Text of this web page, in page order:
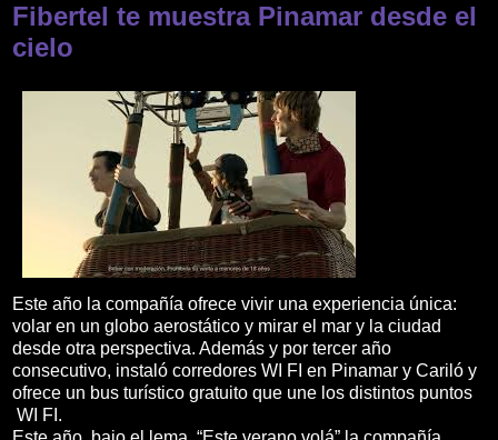
Fibertel te muestra Pinamar desde el
cielo
Este año la compañía ofrece vivir una experiencia única:
volar en un globo aerostático y mirar el mar y la ciudad
desde otra perspectiva. Además y por tercer año
consecutivo, instaló corredores WI FI en Pinamar y Cariló y
ofrece un bus turístico gratuito que une los distintos puntos
WI FI.